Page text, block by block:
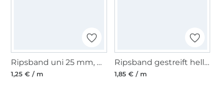
Ripsband uni 25 mm, weiss
1,25 € / m
Ripsband gestreift hellgrün-grün 16 mm
1,85 € / m